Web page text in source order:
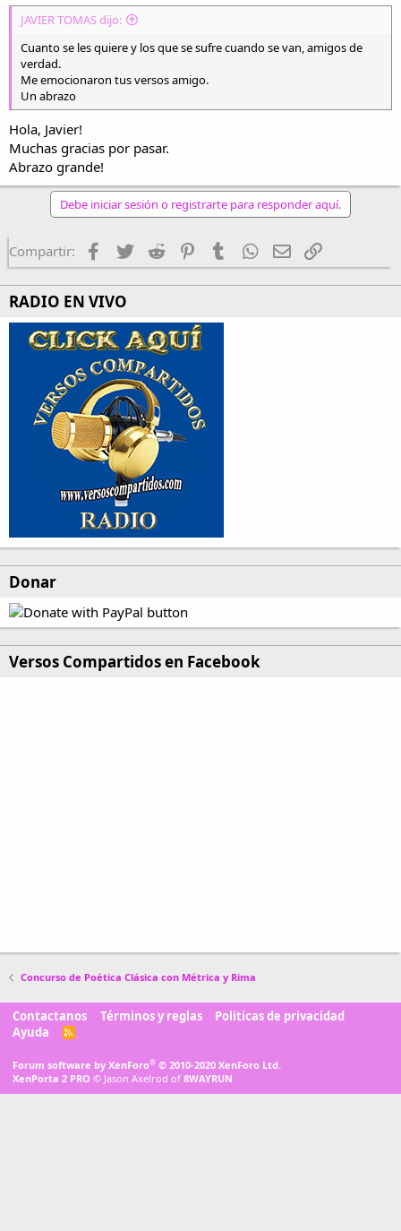
JAVIER TOMAS dijo:
Cuanto se les quiere y los que se sufre cuando se van, amigos de
verdad.
Me emocionaron tus versos amigo.
Un abrazo
Hola, Javier!
Muchas gracias por pasar.
Abrazo grande!
Debe iniciar sesión o registrarte para responder aquí.
Compartir: Facebook
TwitterReddit PinterestTumblrWhatsApp
EmailEnlace
RADIO EN VIVO
Donar
Versos Compartidos en Facebook
Concurso de Poética Clásica con Métrica y Rima
Contactanos Términos y reglas
Politicas de privacidad
Ayuda
R
Forum software by XenForo® © 2010-2020 XenForo Ltd.
XenPorta 2 PRO © Jason Axelrod of 8WAYRUN